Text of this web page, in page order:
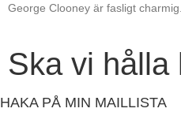
George Clooney är fasligt
Ska vi hålla
HAKA PÅ MIN MAILLISTA